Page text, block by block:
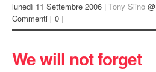
lunedì 11 Settembre 2006 | Tony Siino @
Commenti [ 0 ]
We will not forget